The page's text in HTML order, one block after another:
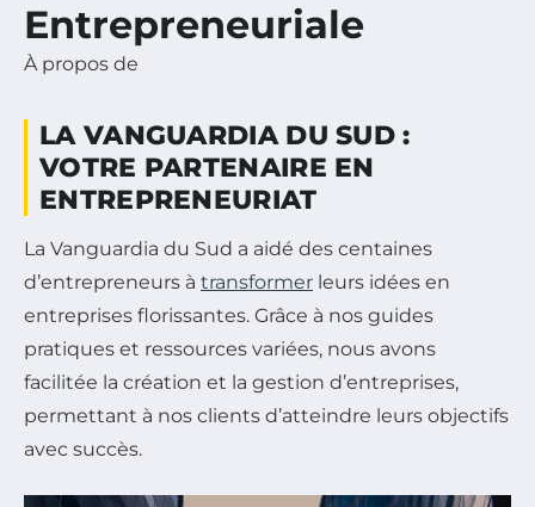
Entrepreneuriale
À propos de
LA VANGUARDIA DU SUD :
VOTRE PARTENAIRE EN
ENTREPRENEURIAT
La Vanguardia du Sud a aidé des centaines
d’entrepreneurs à transformer leurs idées en
entreprises florissantes. Grâce à nos guides
pratiques et ressources variées, nous avons
facilitée la création et la gestion d’entreprises,
permettant à nos clients d’atteindre leurs objectifs
avec succès.